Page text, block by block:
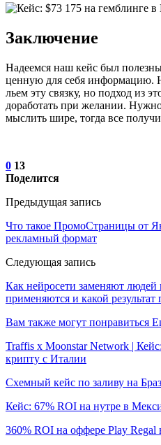
Заключение
Надеемся наш кейс был
ценную для себя
льем эту связку, но подход из
доработать при желании.
мыслить шире, тогда все
0 13
Поделится
Предыдущая запись
Что такое ПромоСтраницы от
рекламный формат
Следующая запись
Как нейросети заменяют людей
применяются и какой результат
Вам также могут понравиться
Traffis x Moonstar Network |
крипту с Италии
Схемный кейс по заливу на
Кейс: 67% ROI на нутре в
360% ROI на оффере Play